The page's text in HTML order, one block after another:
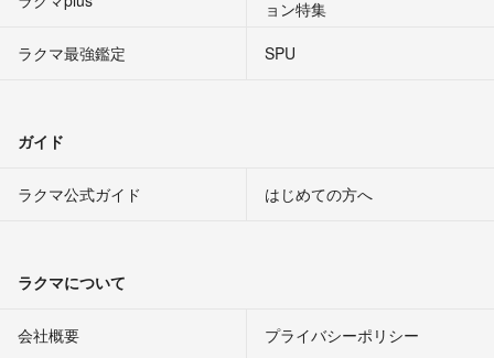
ョン特集
ラクマ最強鑑定
SPU
ガイド
ラクマ公式ガイド はじめての方へ
ラクマについて
会社概要 プライバシーポリシー